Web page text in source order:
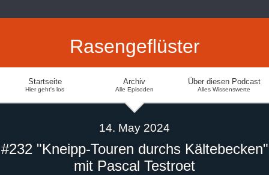
Rasengeflüster
Startseite
Hier geht's los
Archiv
Alle Episoden
Über diesen Podcast
Alles Wissenswerte
14. May 2024
#232 "Kneipp-Touren durchs Kältebecken"
mit Pascal Testroet